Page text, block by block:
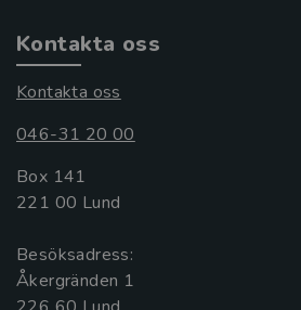
Kontakta oss
Kontakta oss
046-31 20 00
Box 141
221 00 Lund
Besöksadress:
Åkergränden 1